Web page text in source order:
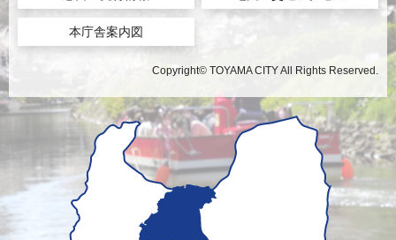
本庁舎案内図
Copyright© TOYAMA CITY All Rights Reserved.